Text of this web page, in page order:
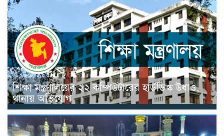
শিক্ষা মন্ত্রণালয়ের ২২ কম্পিউটারের হার্ডডিস্ক উধাও,
থানায় অভিযোগ